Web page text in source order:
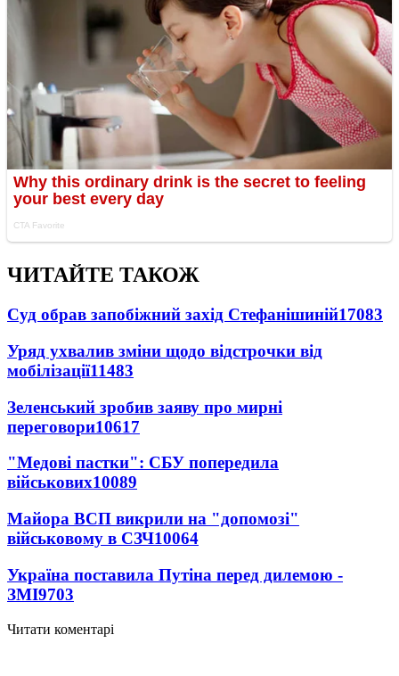
ЧИТАЙТЕ ТАКОЖ
Суд обрав запобіжний захід Стефанішиній17083
Уряд ухвалив зміни щодо відстрочки від
мобілізації11483
Зеленський зробив заяву про мирні
переговори10617
"Медові пастки": СБУ попередила
військових10089
Майора ВСП викрили на "допомозі"
військовому в СЗЧ10064
Україна поставила Путіна перед дилемою -
ЗМІ9703
Читати коментарі